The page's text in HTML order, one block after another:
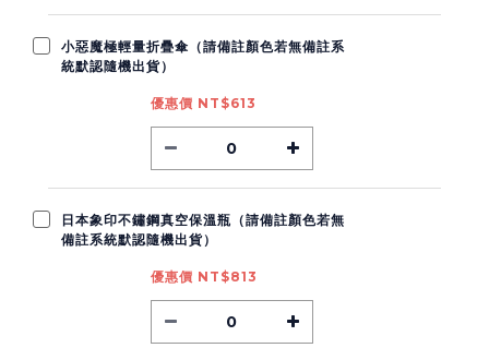
小惡魔極輕量折疊傘（請備註顏色若無備註系
統默認隨機出貨）
優惠價 NT$613
日本象印不鏽鋼真空保溫瓶（請備註顏色若無
備註系統默認隨機出貨）
優惠價 NT$813